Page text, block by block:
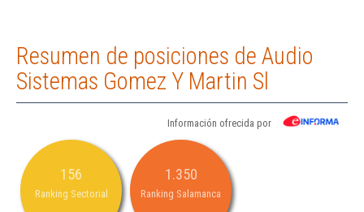
Resumen de posiciones de Audio
Sistemas Gomez Y Martin Sl
Información ofrecida por
156
Ranking Sectorial
1.350
Ranking Salamanca